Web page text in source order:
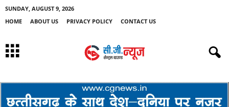
SUNDAY, AUGUST 9, 2026
HOME
ABOUT US PRIVACY POLICY CONTACT US